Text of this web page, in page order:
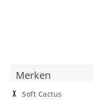
Merken
Soft Cactus